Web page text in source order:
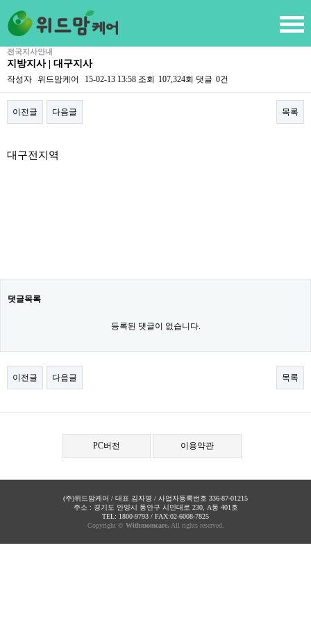
전국지사안내
지방지사 | 대구지사
작성자 위드맘케어 15-02-13 13:58 조회 107,324회 댓글 0건
이전글 다음글 목록
대구전지역
댓글목록
등록된 댓글이 없습니다.
이전글 다음글 목록
PC버전 이용약관
(주)위드맘케어 / 대표 김자영 / 사업자등록번호 336-87-01215
주소 : 경기도 안양시 동안구 시민대로 230, A동 401호
TEL: 1800-9793 / FAX:02-6008-7825
Copyright © Withmomcare. All rights reserved.